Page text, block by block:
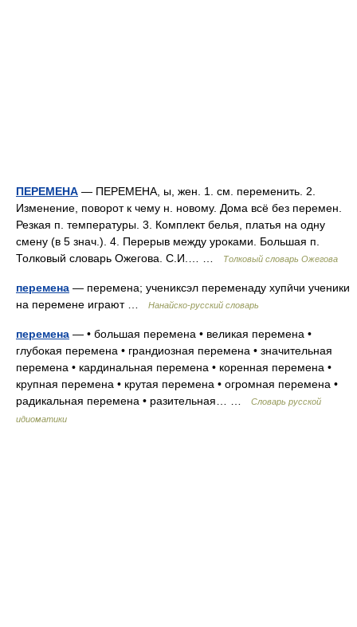
ПЕРЕМЕНА — ПЕРЕМЕНА, ы, жен. 1. см. переменить. 2.
Изменение, поворот к чему н. новому. Дома всё без перемен.
Резкая п. температуры. 3. Комплект белья, платья на одну
смену (в 5 знач.). 4. Перерыв между уроками. Большая п.
Толковый словарь Ожегова. С.И.… …
Толковый словарь Ожегова
перемена — перемена; учениксэл переменаду хупӣчи ученики
на перемене играют …
Нанайско-русский словарь
перемена — • большая перемена • великая перемена •
глубокая перемена • грандиозная перемена • значительная
перемена • кардинальная перемена • коренная перемена •
крупная перемена • крутая перемена • огромная перемена •
радикальная перемена • разительная… …
Словарь русской
идиоматики